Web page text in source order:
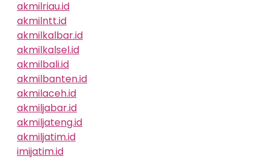
akmilriau.id
akmilntt.id
akmilkalbar.id
akmilkalsel.id
akmilbali.id
akmilbanten.id
akmilaceh.id
akmiljabar.id
akmiljateng.id
akmiljatim.id
imijatim.id